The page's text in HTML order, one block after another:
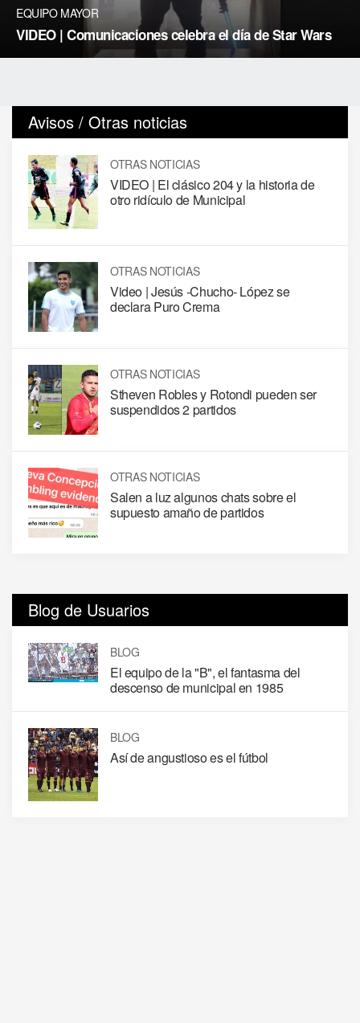
EQUIPO MAYOR
VIDEO | Comunicaciones celebra el día de Star Wars
Avisos / Otras noticias
OTRAS NOTICIAS
VIDEO | El clásico 204 y la historia de
otro ridículo de Municipal
OTRAS NOTICIAS
Video | Jesús -Chucho- López se
declara Puro Crema
OTRAS NOTICIAS
Stheven Robles y Rotondi pueden ser
suspendidos 2 partidos
OTRAS NOTICIAS
Salen a luz algunos chats sobre el
supuesto amaño de partidos
Blog de Usuarios
BLOG
El equipo de la "B", el fantasma del
descenso de municipal en 1985
BLOG
Así de angustioso es el fútbol